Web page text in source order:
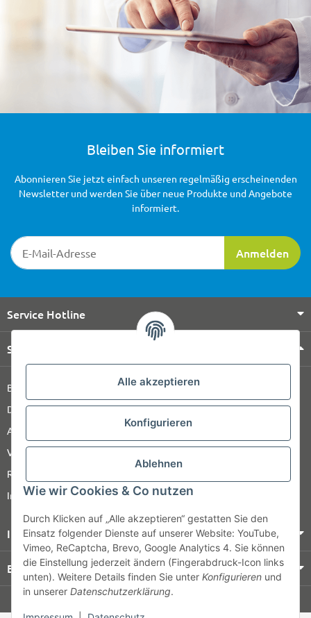
Alle akzeptieren
Konfigurieren
Ablehnen
Wie wir Cookies & Co nutzen
Durch Klicken auf „Alle akzeptieren“ gestatten Sie den
Einsatz folgender Dienste auf unserer Website: YouTube,
Vimeo, ReCaptcha, Brevo, Google Analytics 4. Sie können
die Einstellung jederzeit ändern (Fingerabdruck-Icon links
unten). Weitere Details finden Sie unter Konfigurieren und
in unserer Datenschutzerklärung.
Bleiben Sie informiert
Newsletter-Registrierung
Anmelden
Abonnieren Sie jetzt einfach unseren regelmäßig erscheinenden
Newsletter und werden Sie über neue Produkte und Angebote
informiert.
Service Hotline
Shop Service
Barrierefreiheitserklärung
Datenschutz
AGB
Versandinformationen
Retour
Impressum
Informationen
Bezahlung & Versand
© HOZ MEDI WERK